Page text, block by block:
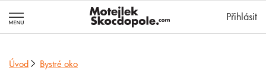
Přihlásit
Úvod Bystré oko